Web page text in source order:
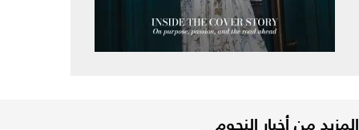
المزيد من أخبار النجوم